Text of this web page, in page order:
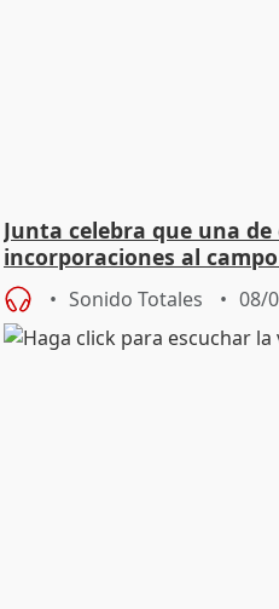
Junta celebra que una
incorporaciones al
jóvenes
Sonido Totales 08/